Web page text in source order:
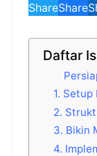
ShareShare
Daftar
1.
2.
3. Bikin
4.